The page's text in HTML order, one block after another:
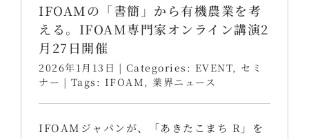
IFOAMの「書簡」から有機農業を考
える。IFOAM専門家オンライン講演2
月27日開催
2026年1月13日 | Categories: EVENT, セミ
ナー | Tags: IFOAM , 業界ニュース
IFOAMジャパンが、「あきたこまち R」を